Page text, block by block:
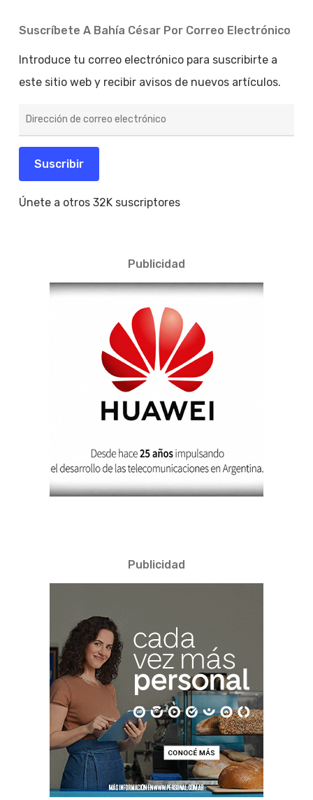
Suscríbete A Bahía César Por Correo Electrónico
Introduce tu correo electrónico para suscribirte a
este sitio web y recibir avisos de nuevos artículos.
de
electrónico
Suscribir
Únete a otros 32K suscriptores
Publicidad
Publicidad